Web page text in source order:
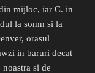
mijloc, iar C. in
la somn si la
orasul
in baruri decat
si de